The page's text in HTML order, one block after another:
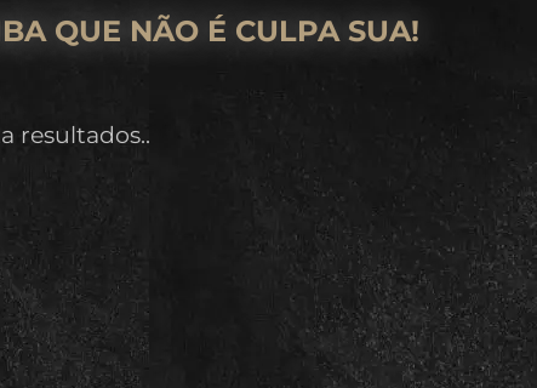
QUE NÃO É CULPA SUA!
resultados..